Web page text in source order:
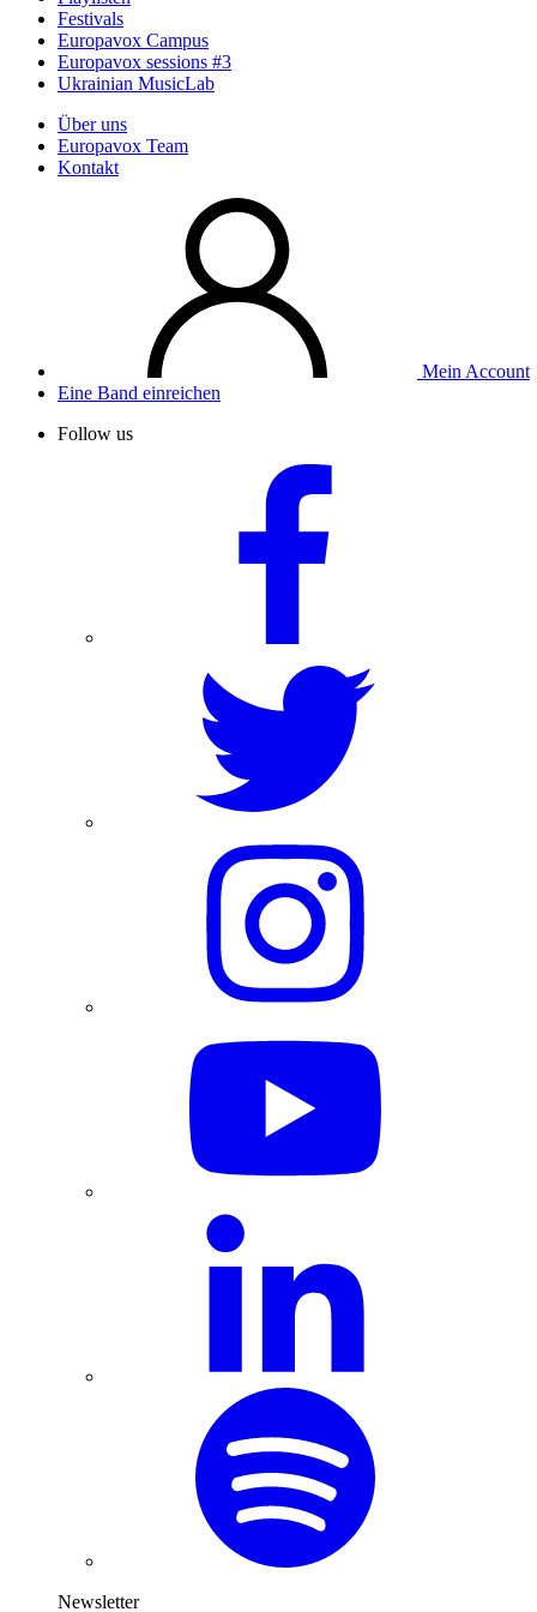
Festivals
Europavox Campus
Europavox sessions #3
Ukrainian MusicLab
Über uns
Europavox Team
Kontakt
Mein Account
Eine Band einreichen
Follow us
Newsletter